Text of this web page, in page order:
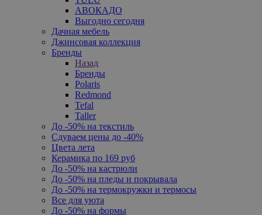
АВОКАДО
Выгодно сегодня
Дачная мебель
Джинсовая коллекция
Бренды
Назад
Бренды
Polaris
Redmond
Tefal
Taller
До -50% на текстиль
Сдуваем цены до -40%
Цвета лета
Керамика по 169 руб
До -50% на кастрюли
До -50% на пледы и покрывала
До -50% на термокружки и термосы
Все для уюта
До -50% на формы